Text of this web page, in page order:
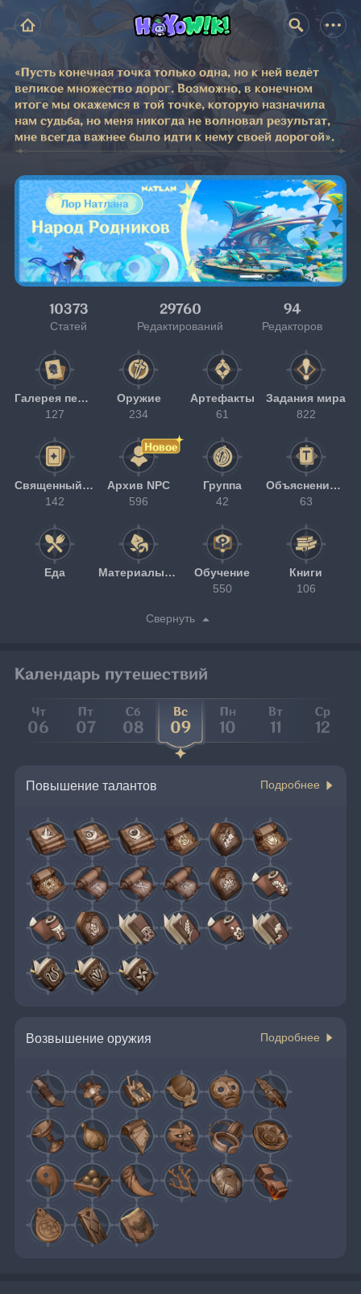
«Пусть конечная точка только одна, но к ней ведёт
великое множество дорог. Возможно, в конечном
итоге мы окажемся в той точке, которую назначила
нам судьба, но меня никогда не волновал результат,
мне всегда важнее было идти к нему своей дорогой».
Статей
10373
Редактирований
29760
Редакторов
94
Галерея персонажей
127
Оружие
234
Артефакты
61
Задания мира
822
Священный призыв семерых
142
Новое
Архив NPC
596
Группа
42
Объяснение терминов
63
Еда Материалы улучшения
Обучение
550
Книги
106
Свернуть
Календарь путешествий
Чт
06
Пт
07
Сб
08
Вс
09
Пн
10
Вт
11
Ср
12
Повышение талантов Подробнее
Возвышение оружия Подробнее